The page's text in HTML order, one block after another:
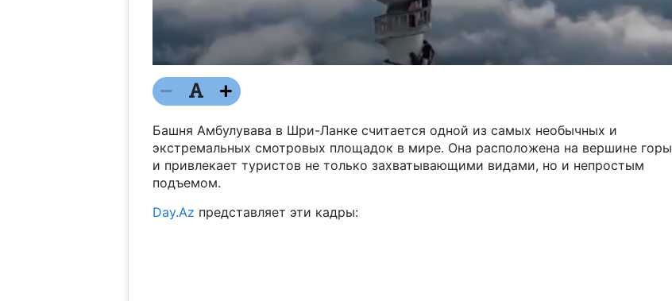
Башня Амбулувава в Шри-Ланке считается одной из самых необычных и
экстремальных смотровых площадок в мире. Она расположена на вершине горы
и привлекает туристов не только захватывающими видами, но и непростым
подъемом.
Day.Az представляет эти кадры: